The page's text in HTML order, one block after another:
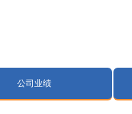
公司业绩